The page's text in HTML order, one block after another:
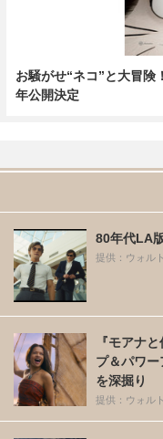
お騒がせ“ネコ”と大冒険
年公開決定
80年代LA
提供：ウォル
『モアナ
プ＆パワ
を深掘り
提供：ウォル